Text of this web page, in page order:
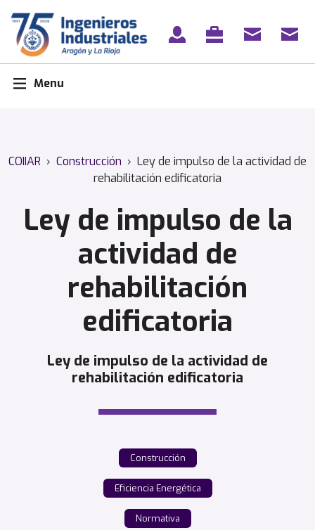
content
Menu
COIIAR › Construcción › Ley de impulso de la actividad de
rehabilitación edificatoria
Ley de impulso de la
actividad de
rehabilitación
edificatoria
Ley de impulso de la actividad de
rehabilitación edificatoria
Construcción
Eficiencia Energética
Normativa